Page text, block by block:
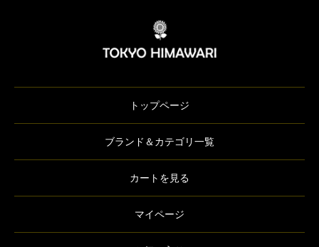
トップページ
ブランド＆カテゴリ一覧
カートを見る
マイページ